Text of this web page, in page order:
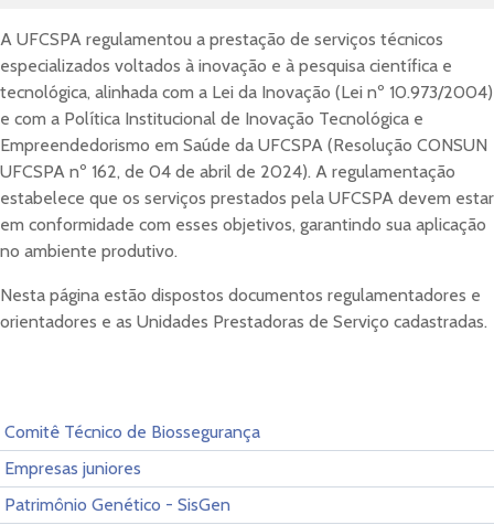
A UFCSPA regulamentou a prestação de serviços técnicos
especializados voltados à inovação e à pesquisa científica e
tecnológica, alinhada com a Lei da Inovação (Lei nº 10.973/2004)
e com a Política Institucional de Inovação Tecnológica e
Empreendedorismo em Saúde da UFCSPA (Resolução CONSUN
UFCSPA nº 162, de 04 de abril de 2024). A regulamentação
estabelece que os serviços prestados pela UFCSPA devem estar
em conformidade com esses objetivos, garantindo sua aplicação
no ambiente produtivo.
Nesta página estão dispostos documentos regulamentadores e
orientadores e as Unidades Prestadoras de Serviço cadastradas.
Comitê Técnico de Biossegurança
Empresas juniores
Patrimônio Genético - SisGen